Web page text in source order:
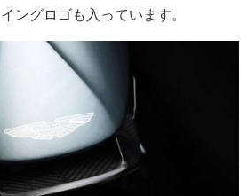
ングロゴも入っています。